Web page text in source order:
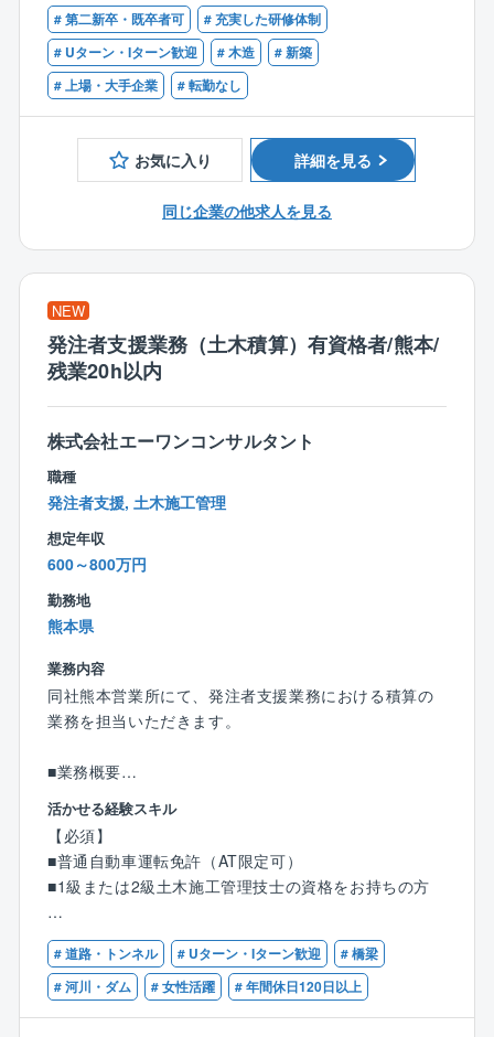
■現地確認を行い、図面/書類作成後、役所への確認申
請提出
■設計図面通りに工事が行われているかの最終チェック
＜図面/見積作成業務＞
■法及び構造チェック後の契約用図面と見積書の作成
■実行予算書の作成
■図面設計業務
※年間で10棟～20棟の設計をご担当いただきます。
※お客様との打ち合わせへの同席を依頼される場合があ
ります。
年間休日120日、残業は月20～30時間程度と働きやす
い環境が整っています。
入社後の研修も徐々に充実化を図っており、育成にも
設計職は特に育成体制が整っており、離職率も低い環
境です。
■年収例：
業代）
13年目：係長／934万円（月収50.6万円＋賞与＋残業
代）
代）
■福利厚生：
住宅手当、子ども同伴勤務制度、半日/時間単位有給休
暇制度など福利厚生の充実度向上を図り、従業員が健
康で安心して働ける環境の整備への取り組みをより一
■同社の強み：
低価格×良品質が強みであり、独自の流通／調達／工事
■建築施工管理技士資格
■確認申請業務のご経験
# 第二新卒・既卒者可
# 充実した研修体制
# Uターン・Iターン歓迎
# 木造
# 新築
# 上場・大手企業
# 転勤なし
お気に入り 詳細を見る
同じ企業の他求人を見る
NEW
発注者支援業務（土木積算）有資格者/熊本/
残業20h以内
株式会社エーワンコンサルタント
職種
発注者支援, 土木施工管理
想定年収
600～800万円
勤務地
熊本県
業務内容
同社熊本営業所にて、発注者支援業務における積算の
業務を担当いただきます。
■業務概要
同社は国や自治体から発注される公共工事の発注者支
援業務に特化し、防衛省や地方自治体等の案件におい
て積算や工事監理を担当します。現場の直接的な施工
管理ではなく、工事発注者と施工業者の中立的な立場
で、工事全体の品質確保と円滑な進行を支援すること
が主な役割です。発注者の信頼を得ながら社会インフ
ラ事業の円滑な遂行をサポートする業務です。
■業務詳細
公共工事現場で設計図や基準に基づいた施工状況の確
活かせる経験スキル
【必須】
■普通自動車運転免許（AT限定可）
■1級または2級土木施工管理技士の資格をお持ちの方
【歓迎】
■発注者支援業務の実務経験（10年以上）
■ゼネコンでの土木施工管理の実務経験（7～10年程
度）
# 道路・トンネル # Uターン・Iターン歓迎
# 橋梁
# 河川・ダム
# 女性活躍 # 年間休日120日以上